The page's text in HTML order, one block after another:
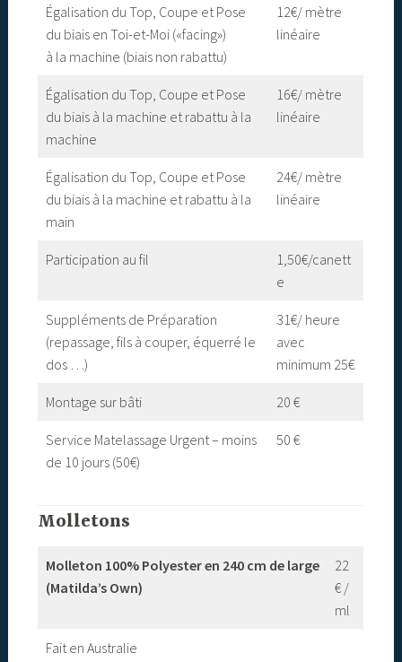
Égalisation du Top, Coupe et Pose
du biais en Toi-et-Moi («facing»)
à la machine (biais non rabattu)
12€/ mètre
linéaire
Égalisation du Top, Coupe et Pose
du biais à la machine et rabattu à la
machine
16€/ mètre
linéaire
Égalisation du Top, Coupe et Pose
du biais à la machine et rabattu à la
main
24€/ mètre
linéaire
Participation au fil
1,50€/canett
e
Suppléments de Préparation
(repassage, fils à couper, équerré le
dos …)
31€/ heure
avec
minimum 25€
Montage sur bâti 20 €
Service Matelassage Urgent – moins
de 10 jours (50€)
50 €
Molletons
Molleton 100% Polyester en 240 cm de large
(Matilda’s Own)
22
€ /
ml
Fait en Australie